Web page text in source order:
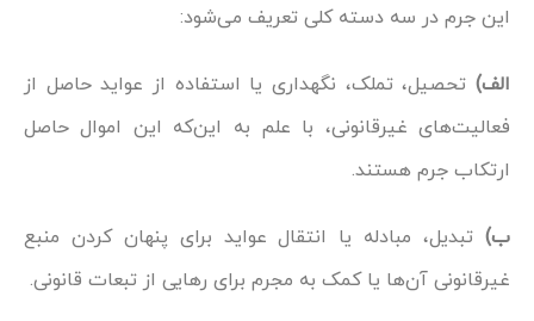
این جرم در سه دسته کلی تعریف می‌شود:
الف)تحصیل، تملک، نگهداری یا استفاده از عواید حاصل از
فعالیت‌های غیرقانونی، با علم به این‌که این اموال حاصل
ارتکاب جرم هستند.
ب)تبدیل، مبادله یا انتقال عواید برای پنهان کردن منبع
غیرقانونی آن‌ها یا کمک به مجرم برای رهایی از تبعات قانونی.